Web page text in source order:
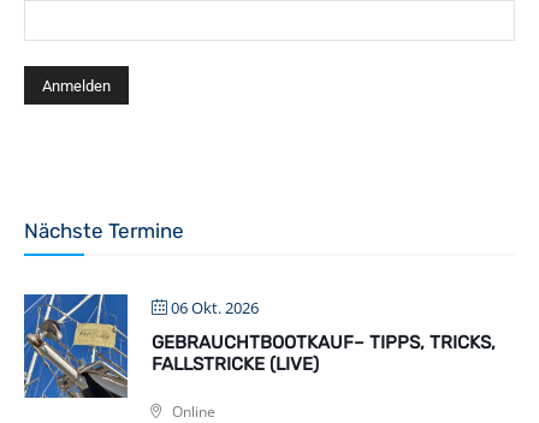
Nächste Termine
06 Okt. 2026
GEBRAUCHTBOOTKAUF– TIPPS, TRICKS,
FALLSTRICKE (LIVE)
Online